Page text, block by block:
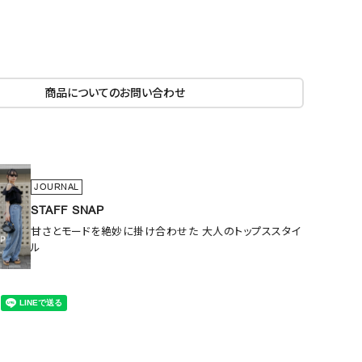
商品についてのお問い合わせ
JOURNAL
STAFF SNAP
甘さとモードを絶妙に掛け合わせた 大人のトップススタイ
ル